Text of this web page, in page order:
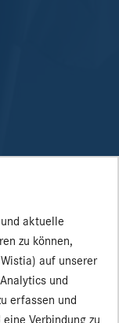
aktuelle
zu können,
auf unserer
und
erfassen und
Verbindung zu